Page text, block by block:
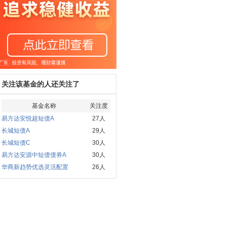
关注该基金的人还关注了
基金名称
关注度
易方达安悦超短债A
27人
长城短债A
29人
长城短债C
30人
易方达安源中短债债券A
30人
华商新趋势优选灵活配置
26人